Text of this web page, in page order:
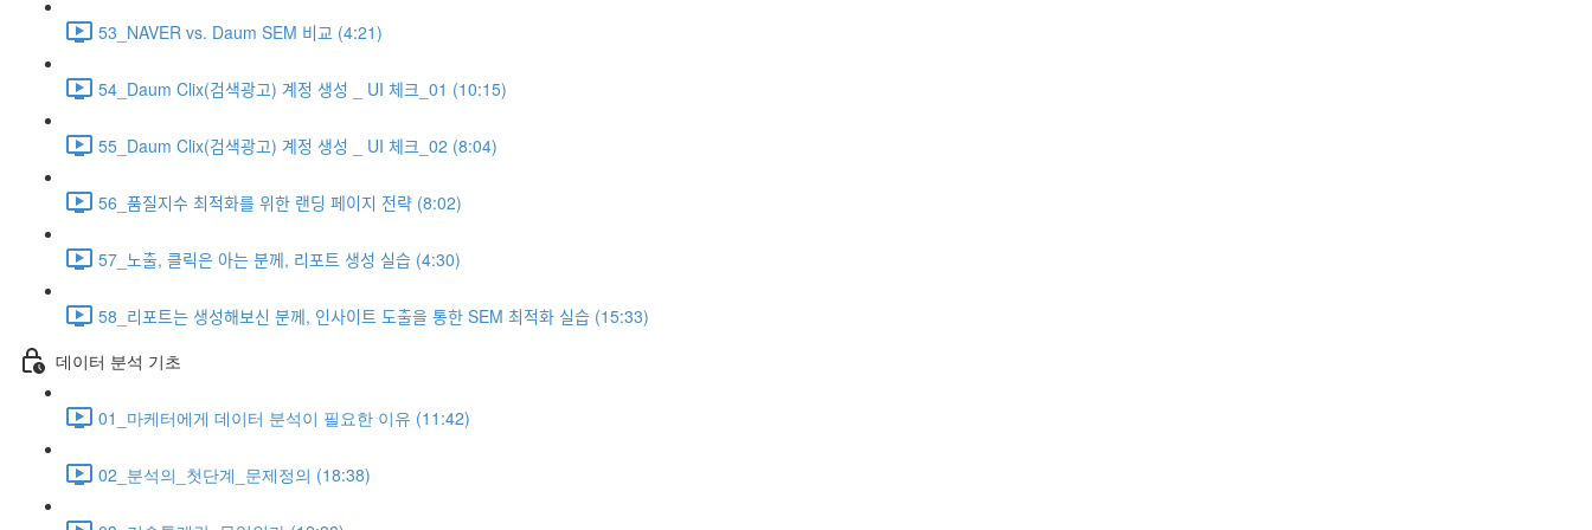
53_NAVER vs. Daum SEM 비교 (4:21)
54_Daum Clix(검색광고) 계정 생성 _ UI 체크_01 (10:15)
55_Daum Clix(검색광고) 계정 생성 _ UI 체크_02 (8:04)
56_품질지수 최적화를 위한 랜딩 페이지 전략 (8:02)
57_노출, 클릭은 아는 분께, 리포트 생성 실습 (4:30)
58_리포트는 생성해보신 분께, 인사이트 도출을 통한 SEM 최적화 실습 (15:33)
데이터 분석 기초
01_마케터에게 데이터 분석이 필요한 이유 (11:42)
02_분석의_첫단계_문제정의 (18:38)